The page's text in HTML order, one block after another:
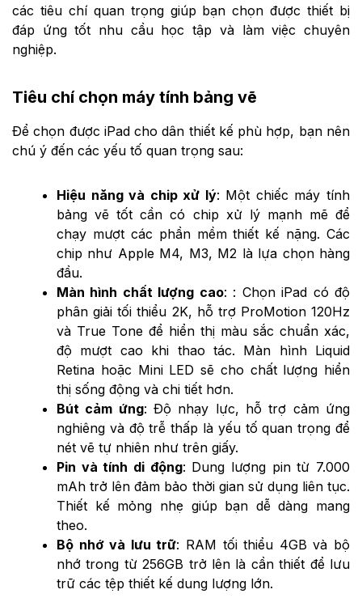
các tiêu chí quan trọng giúp bạn chọn được thiết bị
đáp ứng tốt nhu cầu học tập và làm việc chuyên
nghiệp.
Tiêu chí chọn máy tính bảng vẽ
Để chọn được iPad cho dân thiết kế phù hợp, bạn nên
chú ý đến các yếu tố quan trọng sau:
Hiệu năng và chip xử lý: Một chiếc máy tính
bảng vẽ tốt cần có chip xử lý mạnh mẽ để
chạy mượt các phần mềm thiết kế nặng. Các
chip như Apple M4, M3, M2 là lựa chọn hàng
đầu.
Màn hình chất lượng cao: : Chọn iPad có độ
phân giải tối thiểu 2K, hỗ trợ ProMotion 120Hz
và True Tone để hiển thị màu sắc chuẩn xác,
độ mượt cao khi thao tác. Màn hình Liquid
Retina hoặc Mini LED sẽ cho chất lượng hiển
thị sống động và chi tiết hơn.
Bút cảm ứng: Độ nhạy lực, hỗ trợ cảm ứng
nghiêng và độ trễ thấp là yếu tố quan trọng để
nét vẽ tự nhiên như trên giấy.
Pin và tính di động: Dung lượng pin từ 7.000
mAh trở lên đảm bảo thời gian sử dụng liên tục.
Thiết kế mỏng nhẹ giúp bạn dễ dàng mang
theo.
Bộ nhớ và lưu trữ: RAM tối thiểu 4GB và bộ
nhớ trong từ 256GB trở lên là cần thiết để lưu
trữ các tệp thiết kế dung lượng lớn.